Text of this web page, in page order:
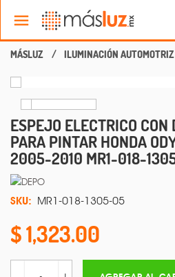
ILUMINACIÓN AUTOMOTRIZ
ESPEJO ELECTRICO
PARA PINTAR HONDA
2005-2010 MR1-018-
SKU: MR1-018-1305-05
1,323.00